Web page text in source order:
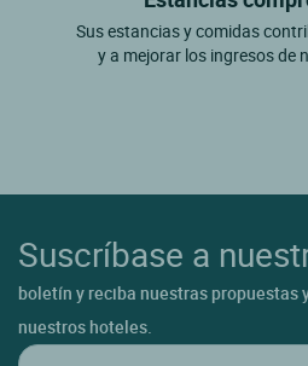
Sus estancias y comidas
y a mejorar los ingresos de
Suscríbase a
boletín y reciba nuestras propuestas
nuestros hoteles.